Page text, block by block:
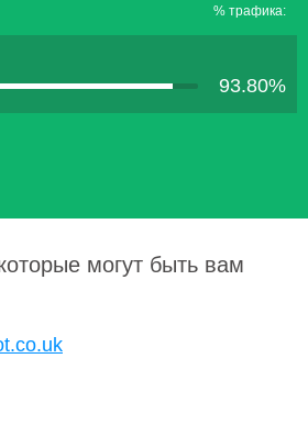
% трафика:
93.80%
могут быть вам